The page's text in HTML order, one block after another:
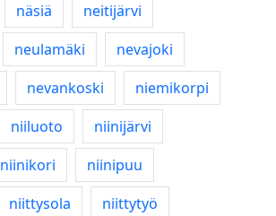
näsiä
neitijärvi
neulamäki
nevajoki
nevankoski
niemikorpi
niiluoto
niinijärvi
niinikori
niinipuu
niittysola
niittytyö